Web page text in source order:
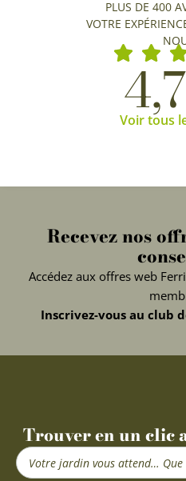
PLUS DE 400
VOTRE
Voir tous
Recevez nos
Accédez aux offres web
Inscrivez-vous au club
Trouver en un clic
Search
...